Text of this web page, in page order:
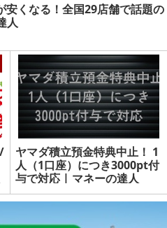
安くなる！全国29店舗で話題の
人
ヤマダ積立預金特典中止！ 1
人（1口座）につき3000pt付
与で対応 | マネーの達人